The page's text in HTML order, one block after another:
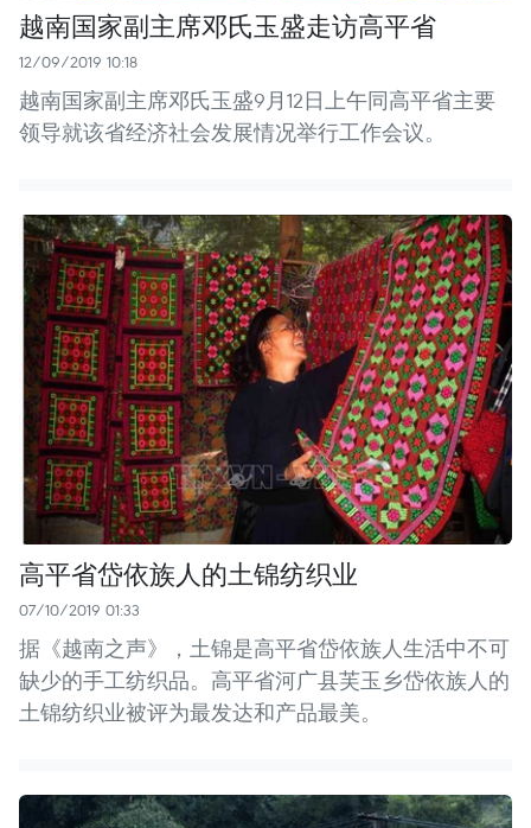
越南国家副主席邓氏玉盛走访高平省
12/09/2019 10:18
越南国家副主席邓氏玉盛9月12日上午同高平省主要
领导就该省经济社会发展情况举行工作会议。
高平省岱依族人的土锦纺织业
07/10/2019 01:33
据《越南之声》，土锦是高平省岱依族人生活中不可
缺少的手工纺织品。高平省河广县芙玉乡岱依族人的
土锦纺织业被评为最发达和产品最美。